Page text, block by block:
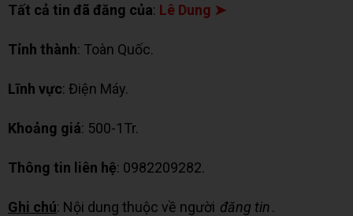
Tất cả tin đã đăng của: Lê Dung ➤
Tỉnh thành: Toàn Quốc.
Lĩnh vực: Điện Máy.
Khoảng giá: 500-1Tr.
Thông tin liên hệ: 0982209282.
Ghi chú: Nội dung thuộc về người đăng tin.